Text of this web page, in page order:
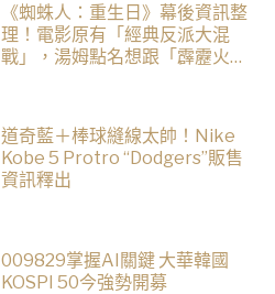
《蜘蛛人：重生日》幕後資訊整
理！電影原有「經典反派大混
戰」，湯姆點名想跟「霹靂火」
道奇藍＋棒球縫線太帥！Nike
Kobe 5 Protro “Dodgers”販售
資訊釋出
009829掌握AI關鍵 大華韓國
KOSPI 50今強勢開募